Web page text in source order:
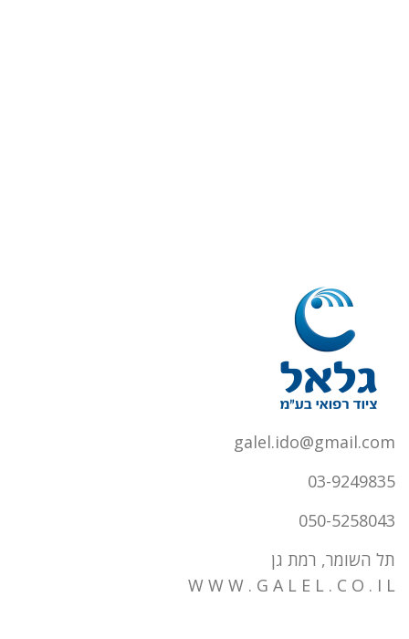
galel.ido@gmail.com
03-9249835
050-5258043
תל השומר, רמת גן
W W W . G A L E L . C O . I L